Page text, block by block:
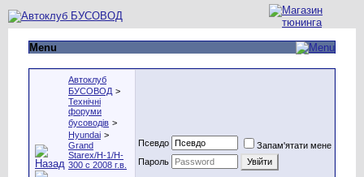
Menu
Автоклуб
БУСОВОД >
Технічні
форуми
бусоводів >
Hyundai >
Grand
Starex/H-1/H-
300 с 2008 г.в.
Псевдо
Запам'ятати мене
Пароль